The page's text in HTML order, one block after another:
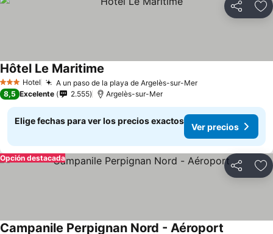
Compartir
3 Estrellas
Hotel A un paso de la playa de Argelès-sur-Mer
Hôtel Le Maritime
8,5 Excelente 2.555 Argelès-sur-Mer
Elige fechas para ver los precios exactos
Ver precios
Compartir
Opción destacada
Campanile Perpignan Nord - Aéroport